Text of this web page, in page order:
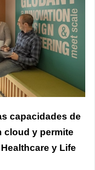
capacidades de
cloud y permite
y Life